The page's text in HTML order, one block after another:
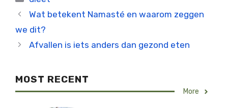
Wat betekent Namasté en waarom zeggen
we dit?
Afvallen is iets anders dan gezond eten
MOST RECENT
More